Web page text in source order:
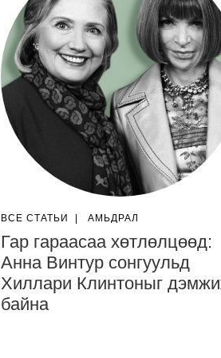
ВСЕ СТАТЬИ АМЬДРАЛ
Гар гараасаа хөтлөлцөөд:
Анна Винтур сонгуульд
Хиллари Клинтоныг
байна